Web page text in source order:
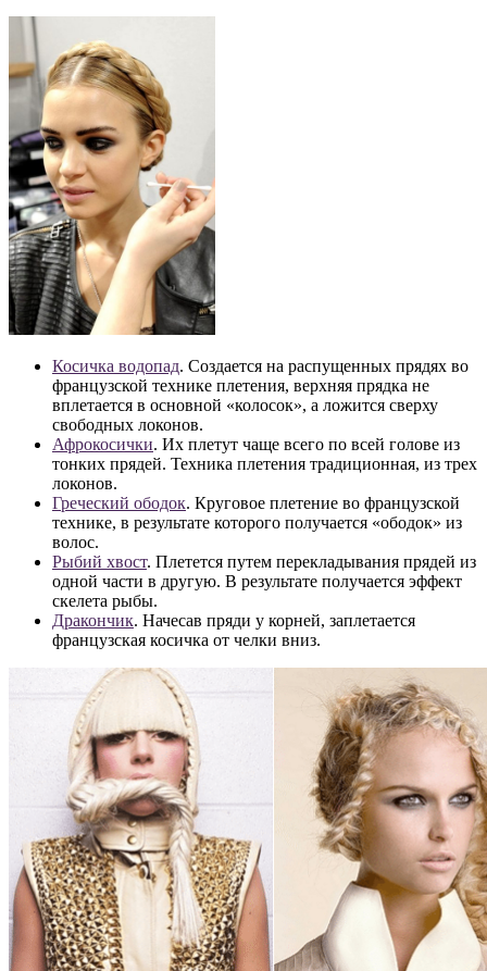
Косичка водопад. Создается на распущенных прядях во
французской технике плетения, верхняя прядка не
вплетается в основной «колосок», а ложится сверху
свободных локонов.
Афрокосички. Их плетут чаще всего по всей голове из
тонких прядей. Техника плетения традиционная, из трех
локонов.
Греческий ободок. Круговое плетение во французской
технике, в результате которого получается «ободок» из
волос.
Рыбий хвост. Плетется путем перекладывания прядей из
одной части в другую. В результате получается эффект
скелета рыбы.
Дракончик. Начесав пряди у корней, заплетается
французская косичка от челки вниз.